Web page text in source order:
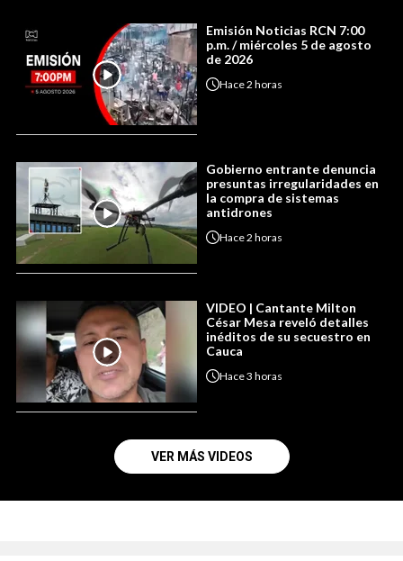
Emisión Noticias RCN 7:00
p.m. / miércoles 5 de agosto
de 2026
Hace2 horas
Gobierno entrante denuncia
presuntas irregularidades en
la compra de sistemas
antidrones
Hace2 horas
VIDEO | Cantante Milton
César Mesa reveló detalles
inéditos de su secuestro en
Cauca
Hace3 horas
VER MÁS VIDEOS